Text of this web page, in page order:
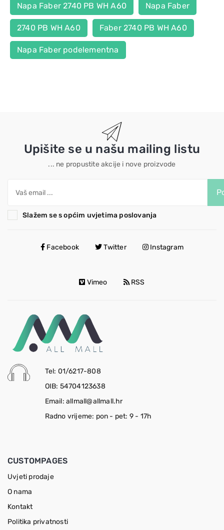
Napa Faber 2740 PB WH A60 Napa Faber
2740 PB WH A60 Faber 2740 PB WH A60
Napa Faber podelementna
Upišite se u našu mailing listu
... ne propustite akcije i nove proizvode
Slažem se s općim uvjetima poslovanja
Facebook Twitter Instagram
Vimeo RSS
Tel: 01/6217-808
OIB: 54704123638
Email: allmall@allmall.hr
Radno vrijeme: pon - pet: 9 - 17h
CUSTOMPAGES
Uvjeti prodaje
O nama
Kontakt
Politika privatnosti